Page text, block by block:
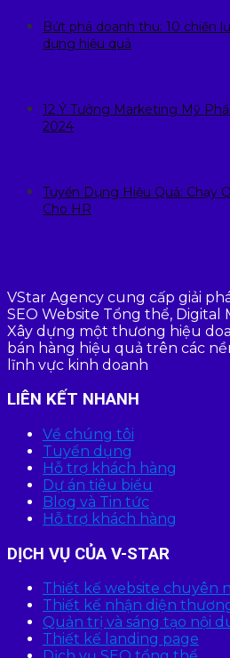
Bứt phá doanh thu: 10 chiến
dựng hiệu quả
12 Ý Tưởng Marketing Mỹ
2024
Tuyển Dụng Hiệu Quả: Chạy
Cho HR
VStar Agency cung cấp giải
SEO Website Tổng thể,
Xây dựng một thương hiệu
bán hàng hiệu quả trên các
lĩnh vực kinh doanh
LIÊN KẾT NHANH
Về chúng tôi
Tuyển dụng
Hỗ trợ khách hàng
Dự án tiêu biểu
Blog và Tin tức
Hỗ trợ khách hàng
DỊCH VỤ CỦA V-STAR
Thiết kế website chuyên
Thiết kế nhận diện
Quản trị và sáng tạo nội
Thiết kế landing page